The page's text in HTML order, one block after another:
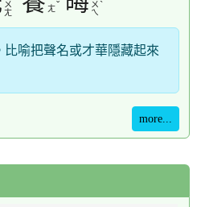
ㄨ
ㄤ
ㄤˇ
ㄨ
ㄟ
ˋ
喻把聲名或才華隱藏起來
more...